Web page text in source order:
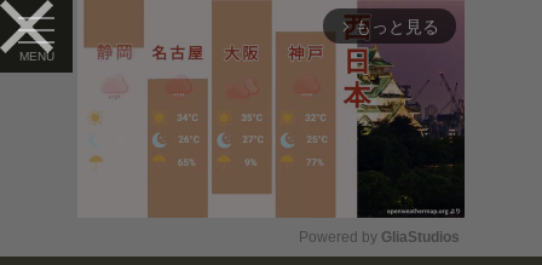
arrow_forward_ios もっと見る
Powered by GliaStudios